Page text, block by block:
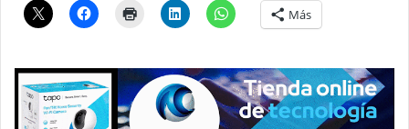
Más